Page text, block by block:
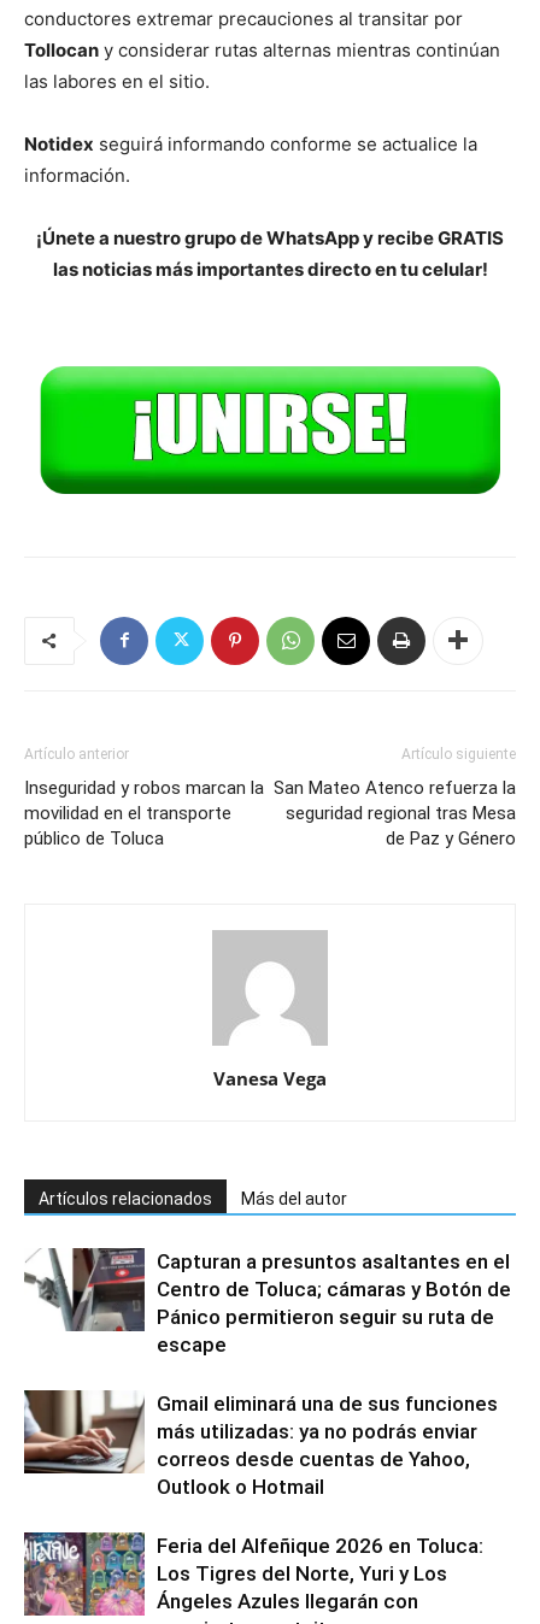
conductores extremar precauciones al transitar por
Tollocan y considerar rutas alternas mientras continúan
las labores en el sitio.
Notidex seguirá informando conforme se actualice la
información.
¡Únete a nuestro grupo de WhatsApp y recibe GRATIS
las noticias más importantes directo en tu celular!
Artículo anterior
Inseguridad y robos marcan la
movilidad en el transporte
público de Toluca
Artículo siguiente
San Mateo Atenco refuerza la
seguridad regional tras Mesa
de Paz y Género
Vanesa Vega
Artículos relacionados Más del autor
Capturan a presuntos asaltantes en el
Centro de Toluca; cámaras y Botón de
Pánico permitieron seguir su ruta de
escape
Gmail eliminará una de sus funciones
más utilizadas: ya no podrás enviar
correos desde cuentas de Yahoo,
Outlook o Hotmail
Feria del Alfeñique 2026 en Toluca:
Los Tigres del Norte, Yuri y Los
Ángeles Azules llegarán con